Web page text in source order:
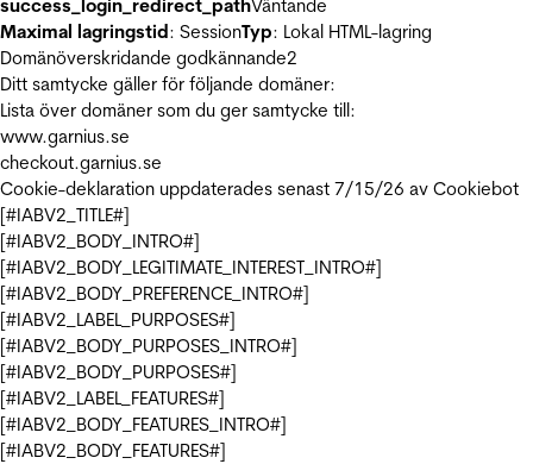
success_login_redirect_pathVäntande
Maximal lagringstid: SessionTyp: Lokal HTML-lagring
Domänöverskridande godkännande2
Ditt samtycke gäller för följande domäner:
Lista över domäner som du ger samtycke till:
www.garnius.se
checkout.garnius.se
Cookie-deklaration uppdaterades senast 7/15/26 av Cookiebot
[#IABV2_TITLE#]
[#IABV2_BODY_INTRO#]
[#IABV2_BODY_LEGITIMATE_INTEREST_INTRO#]
[#IABV2_BODY_PREFERENCE_INTRO#]
[#IABV2_LABEL_PURPOSES#]
[#IABV2_BODY_PURPOSES_INTRO#]
[#IABV2_BODY_PURPOSES#]
[#IABV2_LABEL_FEATURES#]
[#IABV2_BODY_FEATURES_INTRO#]
[#IABV2_BODY_FEATURES#]